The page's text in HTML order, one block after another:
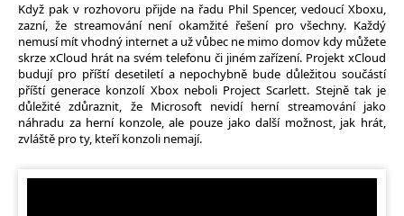
Když pak v rozhovoru přijde na řadu Phil Spencer, vedoucí Xboxu,
zazní, že streamování není okamžité řešení pro všechny. Každý
nemusí mít vhodný internet a už vůbec ne mimo domov kdy můžete
skrze xCloud hrát na svém telefonu či jiném zařízení. Projekt xCloud
budují pro příští desetiletí a nepochybně bude důležitou součástí
příští generace konzolí Xbox neboli Project Scarlett. Stejně tak je
důležité zdůraznit, že Microsoft nevidí herní streamování jako
náhradu za herní konzole, ale pouze jako další možnost, jak hrát,
zvláště pro ty, kteří konzoli nemají.